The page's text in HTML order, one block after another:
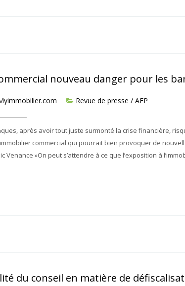
nouveau danger pour les
Revue de presse / AFP
après avoir tout juste surmonté la crise financière,
commercial qui pourrait bien provoquer de
Venance »On peut s’attendre à ce que l’exposition à
du conseil en matière de